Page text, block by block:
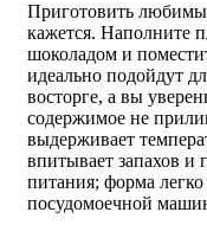
Приготовить
кажется. Наполните
шоколадом и
идеально подойдут
восторге, а вы
содержимое не
выдерживает
впитывает запахов и
питания; форма
посудомоечной